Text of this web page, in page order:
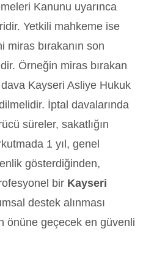
Kanunu uyarınca
Yetkili mahkeme ise
miras bırakanın son
Örneğin miras bırakan
Kayseri Asliye Hukuk
İptal davalarında
süreler, sakatlığın
1 yıl, genel
gösterdiğinden,
bir Kayseri
destek alınması
önüne geçecek en güvenli